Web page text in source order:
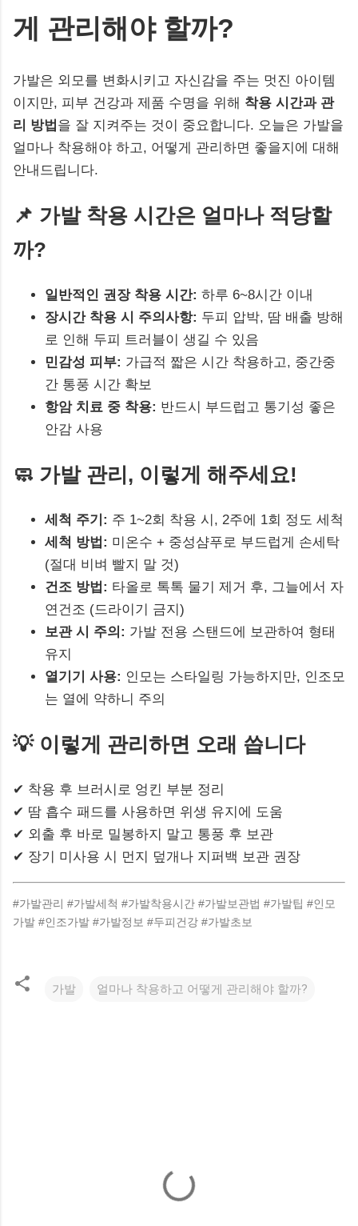
게 관리해야 할까?
가발은 외모를 변화시키고 자신감을 주는 멋진 아이템
이지만, 피부 건강과 제품 수명을 위해 착용 시간과 관
리 방법 을 잘 지켜주는 것이 중요합니다. 오늘은 가발을
얼마나 착용해야 하고, 어떻게 관리하면 좋을지에 대해
안내드립니다.
📌 가발 착용 시간은 얼마나 적당할
까?
일반적인 권장 착용 시간: 하루 6~8시간 이내
장시간 착용 시 주의사항: 두피 압박, 땀 배출 방해
로 인해 두피 트러블이 생길 수 있음
민감성 피부: 가급적 짧은 시간 착용하고, 중간중
간 통풍 시간 확보
항암 치료 중 착용: 반드시 부드럽고 통기성 좋은
안감 사용
🧼 가발 관리, 이렇게 해주세요!
세척 주기: 주 1~2회 착용 시, 2주에 1회 정도 세척
세척 방법: 미온수 + 중성샴푸로 부드럽게 손세탁
(절대 비벼 빨지 말 것)
건조 방법: 타올로 톡톡 물기 제거 후, 그늘에서 자
연건조 (드라이기 금지)
보관 시 주의: 가발 전용 스탠드에 보관하여 형태
유지
열기기 사용: 인모는 스타일링 가능하지만, 인조모
는 열에 약하니 주의
💡 이렇게 관리하면 오래 씁니다
✔ 착용 후 브러시로 엉킨 부분 정리
✔ 땀 흡수 패드를 사용하면 위생 유지에 도움
✔ 외출 후 바로 밀봉하지 말고 통풍 후 보관
✔ 장기 미사용 시 먼지 덮개나 지퍼백 보관 권장
#가발관리 #가발세척 #가발착용시간 #가발보관법 #가발팁 #인모
가발 #인조가발 #가발정보 #두피건강 #가발초보
가발 얼마나 착용하고 어떻게 관리해야 할까?